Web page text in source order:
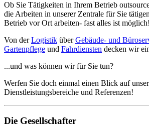
Ob Sie Tätigkeiten in Ihrem Betrieb
die Arbeiten in unserer Zentrale für Sie
Betrieb vor Ort arbeiten- fast alles ist möglich!
Von derLogistik überGebäude- und
Gartenpflege und Fahrdiensten decken wir
...und was können wir für Sie tun?
Werfen Sie doch einmal einen Blick auf
Dienstleistungsbereiche und Referenzen!
Die Gesellschafter